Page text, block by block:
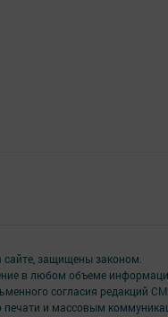
защищены законом.
в любом объеме
согласия редакций
печати и массовым